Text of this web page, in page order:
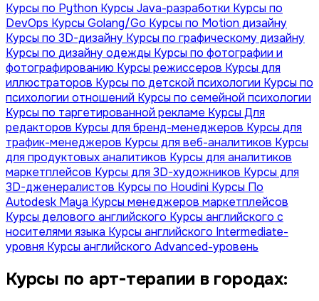
Курсы по Python Курсы Java-разработки Курсы по
DevOps Курсы Golang/Go Курсы по Motion дизайну
Курсы по 3D-дизайну Курсы по графическому дизайну
Курсы по дизайну одежды Курсы по фотографии и
фотографированию Курсы режиссеров Курсы для
иллюстраторов Курсы по детской психологии Курсы по
психологии отношений Курсы по семейной психологии
Курсы по таргетированной рекламе Курсы Для
редакторов Курсы для бренд-менеджеров Курсы для
трафик-менеджеров Курсы для веб-аналитиков Курсы
для продуктовых аналитиков Курсы для аналитиков
маркетплейсов Курсы для 3D-художников Курсы для
3D-дженералистов Курсы по Houdini Курсы По
Autodesk Maya Курсы менеджеров маркетплейсов
Курсы делового английского Курсы английского с
носителями языка Курсы английского Intermediate-
уровня Курсы английского Advanced-уровень
Курсы по арт-терапии в городах: